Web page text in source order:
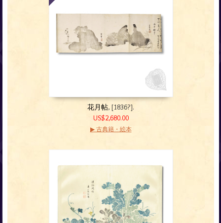
花月帖, [1836?].
US$2,680.00
▶ 古典籍・絵本